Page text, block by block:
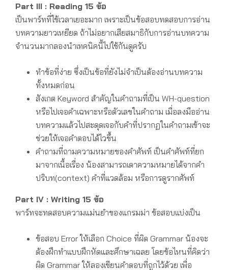
Part III : Reading 15 ข้อ
เป็นพาร์ทที่ใช้เวลาเยอะมาก เพราะเป็นข้อสอบทดสอบการอ่าน
บทความยาวเหยียด ถ้าไม่อยากเสียสมาธิกับการอ่านบทความ
จำนวนมากลองนำเทคนิคนี้ไปใช้กันดูครับ
ทำข้อที่ง่าย ซึ่งเป็นข้อที่ยังไม่จำเป็นต้องอ่านบทความ
ทั้งหมดก่อน
สังเกต Keyword สำคัญในคำถามที่เป็น WH-question
หรือไปเจอคำเฉพาะหรือตัวเลขในคำถาม เมื่อลงมืออ่าน
บทความแล้วไปสะดุดเจอกับคำที่ปรากฏในคำถามเข้าจะ
ช่วยให้เจอคำตอบได้ไวขึ้น
คำถามที่ถามความหมายของคำศัพท์ เป็นคำศัพท์ที่ยก
มาจากเนื้อเรื่อง น้องสามารถเดาความหมายได้จากคำ
ปริบท(context) คำที่แวดล้อม หรือการดูรากศัพท์
Part IV : Writing 15 ข้อ
พาร์ทจะทดสอบความแม่นยำของแกรมม่า ข้อสอบแบ่งเป็น
ข้อสอบ Error ให้เลือก Choice ที่ผิด Grammar น้องจะ
ต้องฝึกทำแบบฝึกหัดและศึกษาเฉลย โดยข้อไหนที่คิดว่า
ผิด Grammar ให้ลองเขียนคำตอบที่ถูกไว้ด้วย เพื่อ